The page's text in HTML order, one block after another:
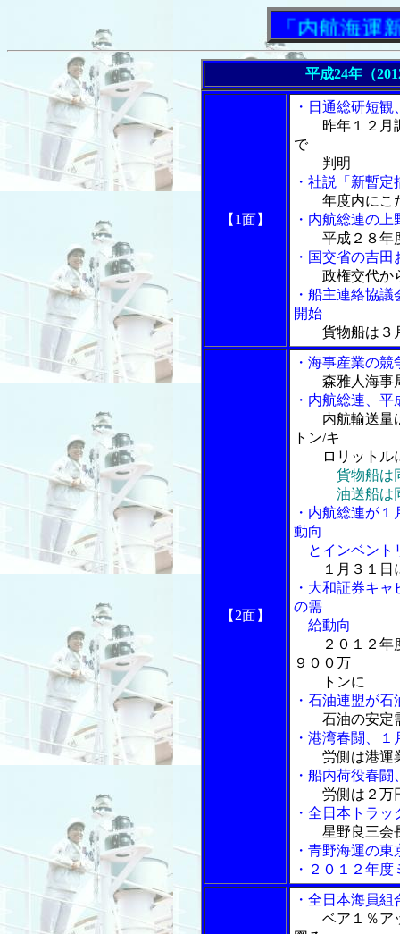
「内航海運新聞
平成24年（
【1面】
・日通総研短
昨年１２月
で
判明
・社説「新暫
年度内にこ
・内航総連の
平成２８年
・国交省の吉
政権交代か
・船主連絡協
開始
貨物船は３
【2面】
・海事産業の
森雅人海事
・内航総連、
内航輸送量
トン/キ
ロリットル
貨物船は
油送船は同
・内航総連が
動向
とインベント
１月３１日
・大和証券キ
の需
給動向
２０１２
９００万
トンに
・石油連盟が
石油の安定
・港湾春闘、
労側は港運
・船内荷役春
労側は２万
・全日本トラ
星野良三会
・青野海運の
・２０１２年
・全日本海員
ベア１％ア